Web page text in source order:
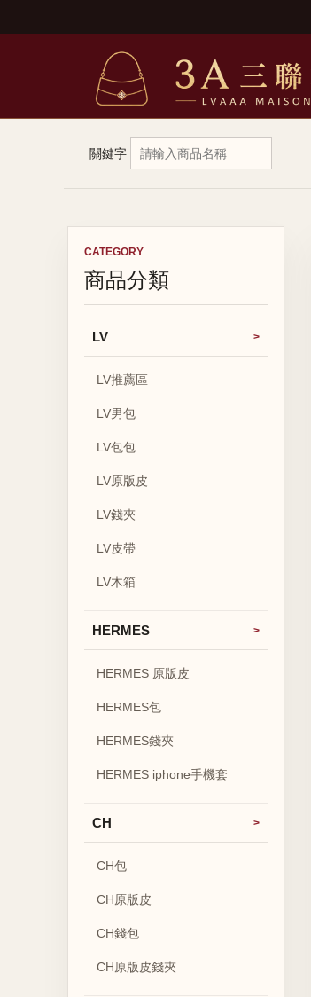
關鍵字
CATEGORY
商品分類
LV
LV推薦區
LV男包
LV包包
LV原版皮
LV錢夾
LV皮帶
LV木箱
HERMES
HERMES 原版皮
HERMES包
HERMES錢夾
HERMES iphone手機套
CH
CH包
CH原版皮
CH錢包
CH原版皮錢夾